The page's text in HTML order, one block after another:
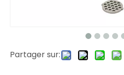
Partager sur: